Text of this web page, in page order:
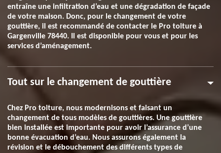
entraîne une infiltration d’eau et une dégradation de façade
de votre maison. Donc, pour le changement de votre
gouttière, il est recommandé de contacter le Pro toiture à
Gargenville 78440. Il est disponible pour vous et pour les
services d’aménagement.
Tout sur le changement de gouttière
Chez Pro toiture, nous modernisons et faisant un
changement de tous modèles de gouttières. Une gouttière
bien installée est importante pour avoir l’assurance d’une
bonne évacuation d’eau. Nous assurons également la
révision et le débouchement des différents types de